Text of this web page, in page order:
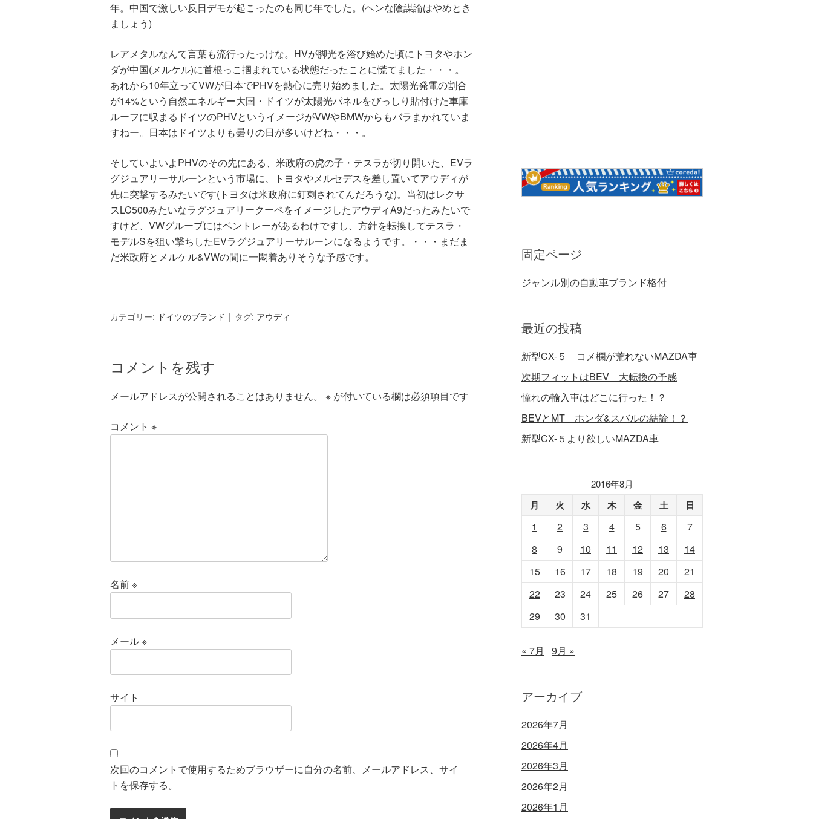
年。中国で激しい反日デモが起こったのも同じ年でした。(ヘンな陰謀論はやめとき
ましょう)
レアメタルなんて言葉も流行ったっけな。HVが脚光を浴び始めた頃にトヨタやホン
ダが中国(メルケル)に首根っこ掴まれている状態だったことに慌てました・・・。
あれから10年立ってVWが日本でPHVを熱心に売り始めました。太陽光発電の割合
が14%という自然エネルギー大国・ドイツが太陽光パネルをびっしり貼付けた車庫
ルーフに収まるドイツのPHVというイメージがVWやBMWからもバラまかれていま
すねー。日本はドイツよりも曇りの日が多いけどね・・・。
そしていよいよPHVのその先にある、米政府の虎の子・テスラが切り開いた、EVラ
グジュアリーサルーンという市場に、トヨタやメルセデスを差し置いてアウディが
先に突撃するみたいです(トヨタは米政府に釘刺されてんだろうな)。当初はレクサ
スLC500みたいなラグジュアリークーペをイメージしたアウディA9だったみたいで
すけど、VWグループにはベントレーがあるわけですし、方針を転換してテスラ・
モデルSを狙い撃ちしたEVラグジュアリーサルーンになるようです。・・・まだま
だ米政府とメルケル&VWの間に一悶着ありそうな予感です。
カテゴリー: ドイツのブランド タグ: アウディ
コメントを残す
メールアドレスが公開されることはありません。 ※ が付いている欄は必須項目です
コメント ※
名前※
メール※
サイト
次回のコメントで使用するためブラウザーに自分の名前、メールアドレス、サイ
トを保存する。
固定ページ
ジャンル別の自動車ブランド格付
最近の投稿
新型CX-５ コメ欄が荒れないMAZDA車
次期フィットはBEV 大転換の予感
憧れの輸入車はどこに行った！？
BEVとMT ホンダ&スバルの結論！？
新型CX-５より欲しいMAZDA車
2016年8月
月 火 水 木 金 土 日
1 2 3 4 5 6
7
8
9 10 11 12 13
14
15
16 17 18 19 20
21
22
23 24 25 26 27
28
29
30 31
« 7月 9月 »
アーカイブ
2026年7月
2026年4月
2026年3月
2026年2月
2026年1月